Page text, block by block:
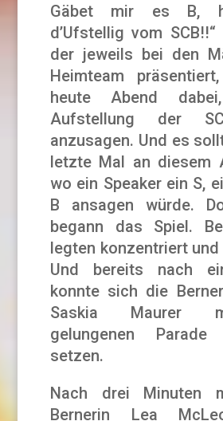
Gäbet mir es B,
d’Ufstellig vom
der jeweils bei den
Heimteam
heute Abend
Aufstellung der
anzusagen. Und es
letzte Mal an diesem
wo ein Speaker ein S,
B ansagen würde.
begann das Spiel.
legten konzentriert
Und bereits nach
konnte sich die
Saskia Maurer
gelungenen
setzen.
Nach drei Minuten
Bernerin Lea